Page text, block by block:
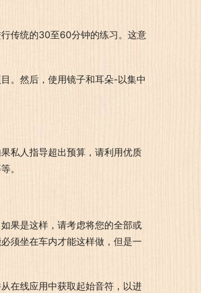
传统的30至60分钟的练习。这意
。然后，使用镜子和耳朵-以集中
私人指导超出预算，请利用优质
。
果是这样，请考虑将您的全部或
须坐在车内才能这样做，但是一
在线应用中获取起始音符，以进